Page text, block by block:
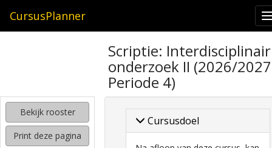
CursusPlanner
kijken
hoe
mijn
rooster
Scriptie: Interdisciplinair
onderzoek II (2026/
Periode 4)
Bekijk rooster
Print deze pagina
Cursusdoel